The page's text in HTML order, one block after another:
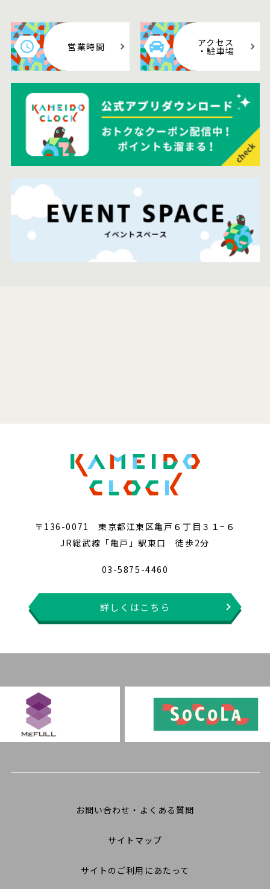
営業時間 アクセス
・駐車場
〒136-0071 東京都江東区亀戸６丁目３１−６
JR総武線「亀戸」駅東口 徒歩2分
03-5875-4460
詳しくはこちら
お問い合わせ・よくある質問
サイトマップ
サイトのご利用にあたって